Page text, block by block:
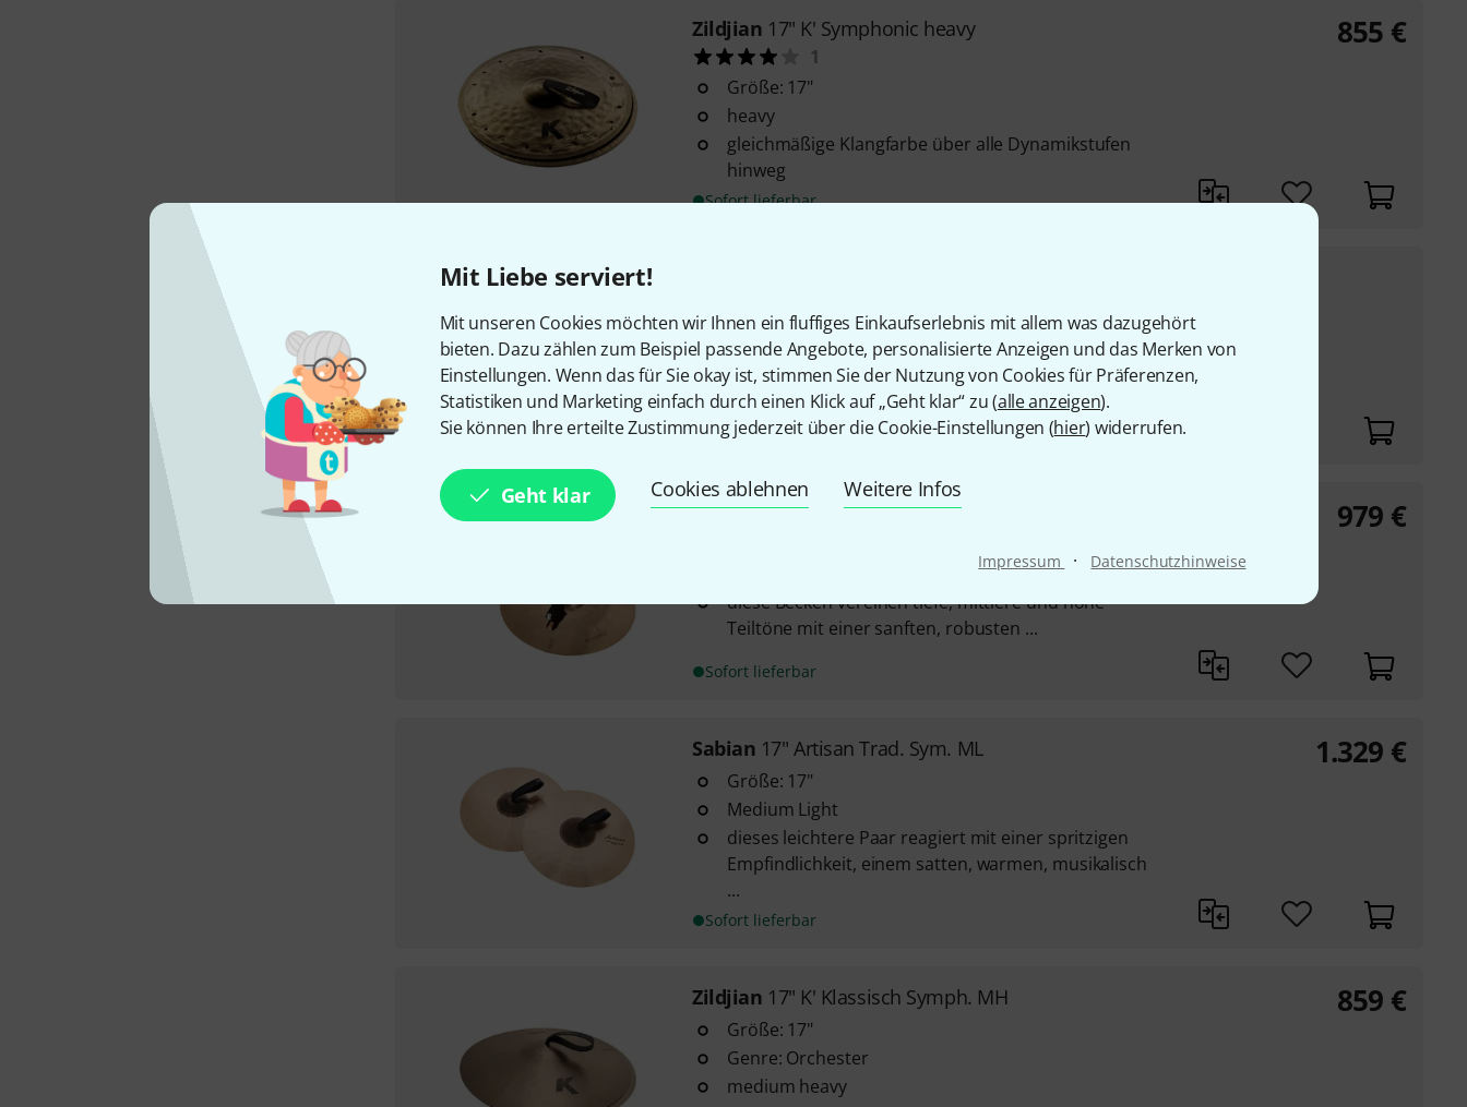
Mit Liebe serviert!
Mit unseren Cookies möchten wir Ihnen ein fluffiges Einkaufserlebnis mit allem was dazugehört
bieten. Dazu zählen zum Beispiel passende Angebote, personalisierte Anzeigen und das Merken von
Einstellungen. Wenn das für Sie okay ist, stimmen Sie der Nutzung von Cookies für Präferenzen,
Statistiken und Marketing einfach durch einen Klick auf „Geht klar“ zu (alle anzeigen).
Sie können Ihre erteilte Zustimmung jederzeit über die Cookie-Einstellungen (hier) widerrufen.
Geht klar Cookies ablehnen Weitere Infos
Impressum · Datenschutzhinweise
Zildjian 17" K' Symphonic heavy
1
Größe: 17"
heavy
gleichmäßige Klangfarbe über alle Dynamikstufen
hinweg
Sofort lieferbar
855 €
Super Symphonic Serie
Größe: 17"
Gewicht (Paar): ca. 3,6 kg
Sofort lieferbar
UVP:709 € -17%
Sabian17" HHX Synergy Brilliant M
diese Becken vereinen tiefe, mittlere und hohe
Teiltöne mit einer sanften, robusten ...
Sofort lieferbar
979 €
Sabian 17" Artisan Trad. Sym. ML
Größe: 17"
Medium Light
dieses leichtere Paar reagiert mit einer spritzigen
Empfindlichkeit, einem satten, warmen, musikalisch
...
Sofort lieferbar
1.329 €
Zildjian 17" K' Klassisch Symph. MH
Größe: 17"
Genre: Orchester
medium heavy
859 €